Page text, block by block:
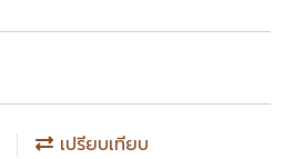
เปรียบเทียบ